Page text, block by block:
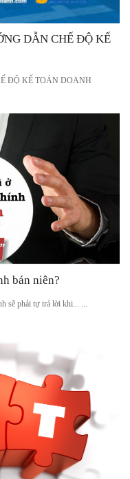
DẪN CHẾ ĐỘ KẾ
ĐỘ KẾ TOÁN DOANH
bán niên?
sẽ phải tự trả lời khi... ...